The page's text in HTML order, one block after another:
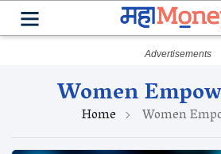
Women
Home Women